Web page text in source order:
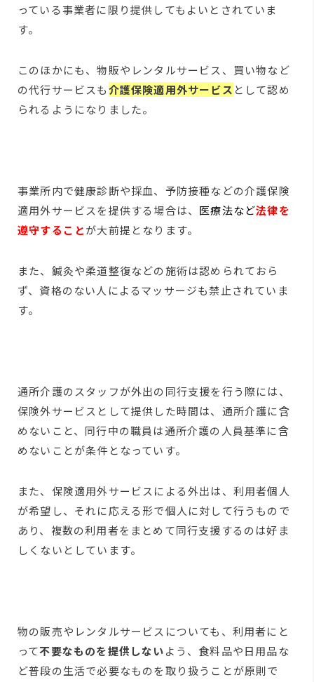
っている事業者に限り提供してもよいとされていま
す。
このほかにも、物販やレンタルサービス、買い物など
の代行サービスも介護保険適用外サービス として認め
られるようになりました。
事業所内で健康診断や採血、予防接種などの介護保険
適用外サービスを提供する場合は、 医療法など法律を
遵守することが大前提となります。
また、鍼灸や柔道整復などの施術は認められておら
ず、資格のない人によるマッサージも禁止されていま
す。
通所介護のスタッフが外出の同行支援を行う際には、
保険外サービスとして提供した時間は、通所介護に含
めないこと、同行中の職員は通所介護の人員基準に含
めないことが条件となっていす。
また、保険適用外サービスによる外出は、利用者個人
が希望し、それに応える形で個人に対して行うもので
あり、複数の利用者をまとめて同行支援するのは好ま
しくないとしています。
物の販売やレンタルサービスについても、利用者にと
って不要なものを提供しないよう、食料品や日用品な
ど普段の生活で必要なものを取り扱うことが原則で